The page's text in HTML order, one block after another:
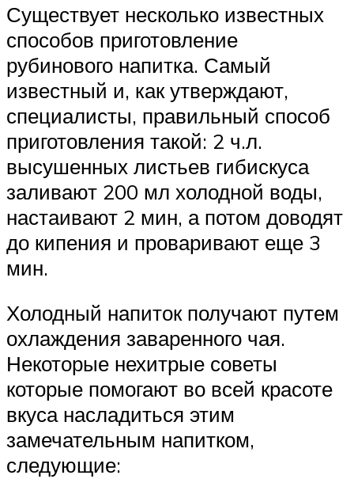
Существует несколько известных
способов приготовление
рубинового напитка. Самый
известный и, как утверждают,
специалисты, правильный способ
приготовления такой: 2 ч.л.
высушенных листьев гибискуса
заливают 200 мл холодной воды,
настаивают 2 мин, а потом доводят
до кипения и проваривают еще 3
мин.
Холодный напиток получают путем
охлаждения заваренного чая.
Некоторые нехитрые советы
которые помогают во всей красоте
вкуса насладиться этим
замечательным напитком,
следующие: